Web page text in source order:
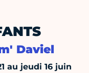
Daviel
au jeudi 16 juin